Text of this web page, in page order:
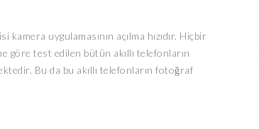
uygulamasının açılma hızıdır. Hiçbir
göre test edilen bütün akıllı telefonların
Bu da bu akıllı telefonların fotoğraf